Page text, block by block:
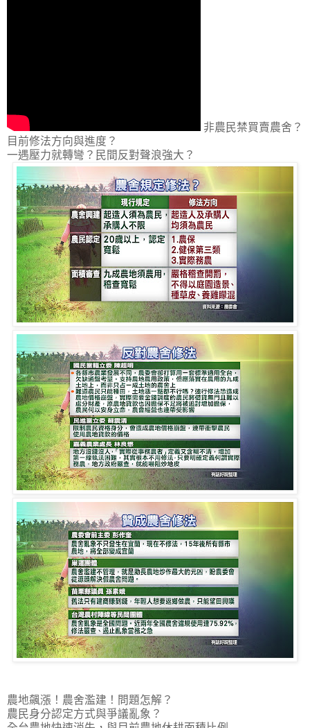
非農民禁買賣農舍？
目前修法方向與進度？
一遇壓力就轉彎？民間反對聲浪強大？
農地飆漲！農舍濫建！問題怎解？
農民身分認定方式與爭議亂象？